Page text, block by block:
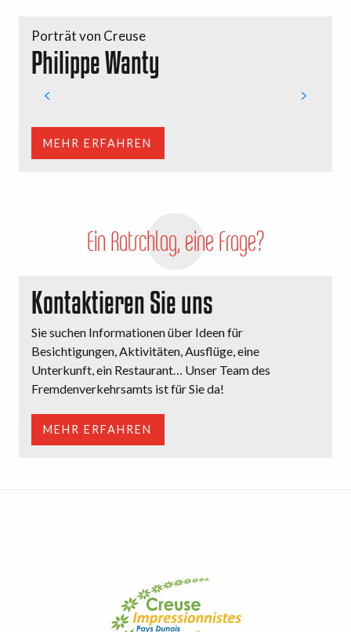
Porträt von Creuse
Philippe Wanty
MEHR ERFAHREN
Ein Ratschlag, eine Frage?
Kontaktieren Sie uns
Sie suchen Informationen über Ideen für
Besichtigungen, Aktivitäten, Ausflüge, eine
Unterkunft, ein Restaurant… Unser Team des
Fremdenverkehrsamts ist für Sie da!
MEHR ERFAHREN